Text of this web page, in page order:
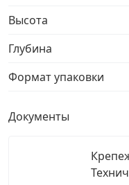
Электро и
Скобяные
Высота
Глубина
Формат упаковки
Документы